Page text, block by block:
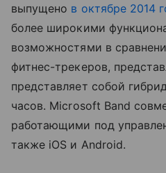
выпущено в октябре 2014
более широкими
возможностями в
фитнес-трекеров,
представляет собой
часов. Microsoft Band
работающими под
также iOS и Android.